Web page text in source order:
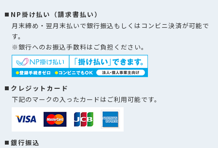
NP掛け払い（請求書払い）
月末締め・翌月末払いで銀行振込もしくはコンビニ決済が可能で
す。
※銀行へのお振込手数料はご負担ください。
クレジットカード
下記のマークの入ったカードはご利用可能です。
銀行振込